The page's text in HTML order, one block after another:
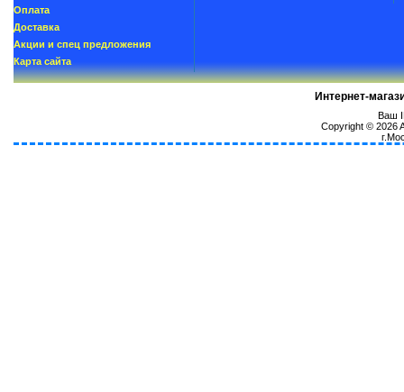
Oплатa
Доставка
Акции и спец предложения
Карта сайта
Интернет-
Ваш
Copyright © 2026